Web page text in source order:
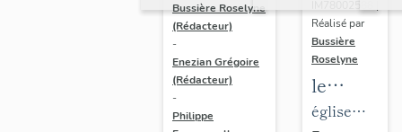
Bussière Roselyne
(Rédacteur)
-
Enezian Grégoire
(Rédacteur)
-
Philippe
Réalisé par
Bussière
Roselyne
le
mobilier
église